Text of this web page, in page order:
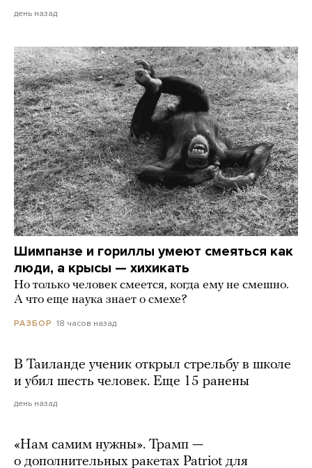
день назад
Шимпанзе и гориллы умеют смеяться как
люди, а крысы — хихикать
Но только человек смеется, когда ему не смешно.
А что еще наука знает о смехе?
РАЗБОР 18 часов назад
В Таиланде ученик открыл стрельбу в школе
и убил шесть человек. Еще 15 ранены
день назад
«Нам самим нужны». Трамп —
о дополнительных ракетах Patriot для